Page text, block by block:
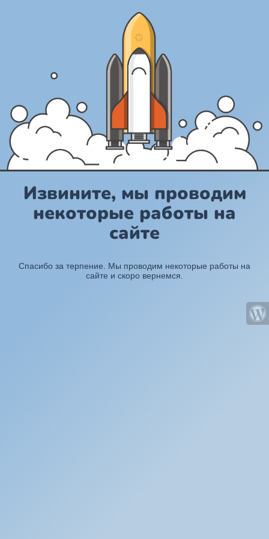
Извините, мы проводим
некоторые работы на
сайте
Спасибо за терпение. Мы проводим некоторые работы на
сайте и скоро вернемся.